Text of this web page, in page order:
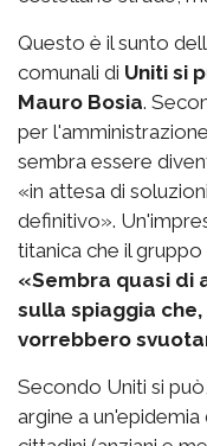
Questo è il sunto
comunali di Uniti si
Mauro Bosia.
per
sembra essere
«in attesa di
definitivo».
titanica che il
«Sembra quasi di
sulla spiaggia
vorrebbero
Secondo Uniti si
argine a